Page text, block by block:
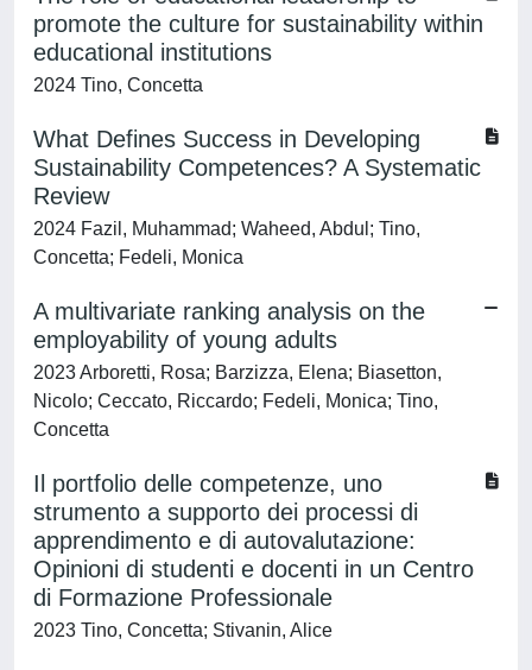
promote the culture for sustainability within
educational institutions
2024 Tino, Concetta
What Defines Success in Developing
Sustainability Competences? A Systematic
Review
2024 Fazil, Muhammad; Waheed, Abdul; Tino,
Concetta; Fedeli, Monica
A multivariate ranking analysis on the
employability of young adults
2023 Arboretti, Rosa; Barzizza, Elena; Biasetton,
Nicolo; Ceccato, Riccardo; Fedeli, Monica; Tino,
Concetta
Il portfolio delle competenze, uno
strumento a supporto dei processi di
apprendimento e di autovalutazione:
Opinioni di studenti e docenti in un Centro
di Formazione Professionale
2023 Tino, Concetta; Stivanin, Alice